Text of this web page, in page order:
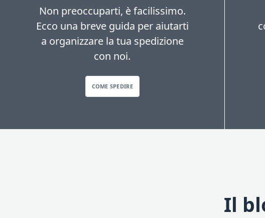
Non preoccuparti, è facilissimo.
Ecco una breve guida per aiutarti
a organizzare la tua spedizione
con noi.
COME SPEDIRE
Il